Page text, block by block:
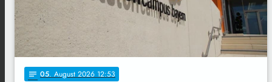
notes 05. August 2026 12:53